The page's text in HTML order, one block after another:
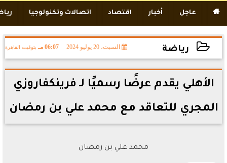
 عاجل أخبار اقتصاد اتصالات وتكنولوجيا
رياضة السبت، 20 يوليو 2024 06:07 مـ بتوقيت القاهرة
2024-07-20 18:07:26
الأهلي يقدم عرضًا رسميًا لـ فرينكفاروزي
المجري للتعاقد مع محمد علي بن رمضان
محمد علي بن رمضان